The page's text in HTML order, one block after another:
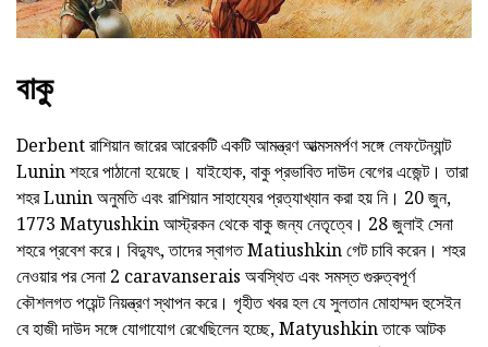
বাকু
Derbent রাশিয়ান জারের আরেকটি একটি আমন্ত্রণ আত্মসমর্পণ সঙ্গে লেফটেন্যান্ট
Lunin শহরে পাঠানো হয়েছে। যাইহোক, বাকু প্রভাবিত দাউদ বেগের এজেন্ট। তারা
শহর Lunin অনুমতি এবং রাশিয়ান সাহায্যের প্রত্যাখ্যান করা হয় নি। 20 জুন,
1773 Matyushkin আস্ট্রকন থেকে বাকু জন্য নেতৃত্বে। 28 জুলাই সেনা
শহরে প্রবেশ করে। বিদ্যুৎ, তাদের স্বাগত Matiushkin গেট চাবি করেন। শহর
নেওয়ার পর সেনা 2 caravanserais অবস্থিত এবং সমস্ত গুরুত্বপূর্ণ
কৌশলগত পয়েন্ট নিয়ন্ত্রণ স্থাপন করে। গৃহীত খবর হল যে সুলতান মোহাম্মদ হুসেইন
বে হাজী দাউদ সঙ্গে যোগাযোগ রেখেছিলেন হচ্ছে, Matyushkin তাকে আটক